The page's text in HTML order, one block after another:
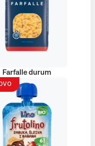
Farfalle durum